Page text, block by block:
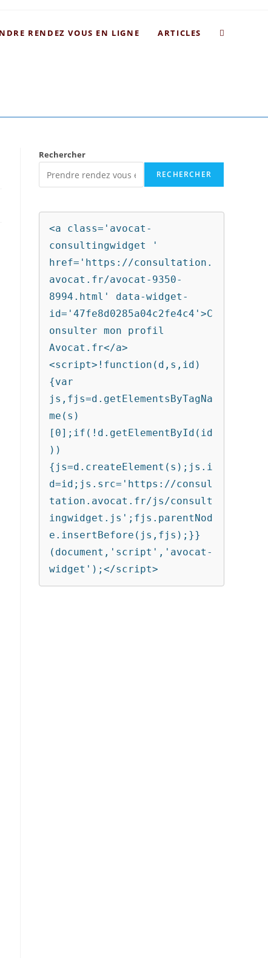
RENDEZ VOUS EN LIGNE ARTICLES
Rechercher
RECHERCHER
<a class='avocat-
consultingwidget '
href='https://consultation.
avocat.fr/avocat-9350-
8994.html' data-widget-
id='47fe8d0285a04c2fe4c4'>C
onsulter mon profil
Avocat.fr</a>
<script>!function(d,s,id)
{var
js,fjs=d.getElementsByTagNa
me(s)
[0];if(!d.getElementById(id
))
{js=d.createElement(s);js.i
d=id;js.src='https://consul
tation.avocat.fr/js/consult
ingwidget.js';fjs.parentNod
e.insertBefore(js,fjs);}}
(document,'script','avocat-
widget');</script>